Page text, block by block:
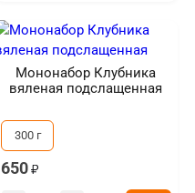
Мононабор Клубника
вяленая подслащенная
300 г
650